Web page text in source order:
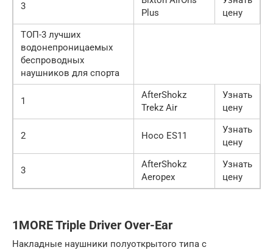
3
Plus
цену
ТОП-3 лучших
водонепроницаемых
беспроводных
наушников для спорта
1
AfterShokz
Trekz Air
Узнать
цену
2 Hoco ES11
Узнать
цену
3
AfterShokz
Aeropex
Узнать
цену
1MORE Triple Driver Over-Ear
Накладные наушники полуоткрытого типа с